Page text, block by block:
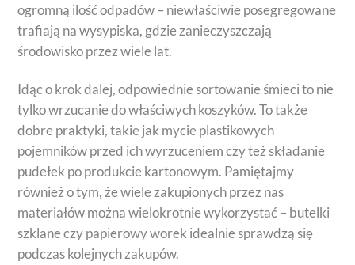
ogromną ilość odpadów – niewłaściwie posegregowane
trafiają na wysypiska, gdzie zanieczyszczają
środowisko przez wiele lat.
Idąc o krok dalej, odpowiednie sortowanie śmieci to nie
tylko wrzucanie do właściwych koszyków. To także
dobre praktyki, takie jak mycie plastikowych
pojemników przed ich wyrzuceniem czy też składanie
pudełek po produkcie kartonowym. Pamiętajmy
również o tym, że wiele zakupionych przez nas
materiałów można wielokrotnie wykorzystać – butelki
szklane czy papierowy worek idealnie sprawdzą się
podczas kolejnych zakupów.